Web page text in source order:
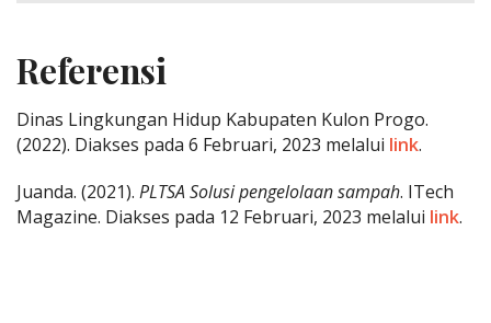
Referensi
Dinas Lingkungan Hidup Kabupaten Kulon Progo.
(2022). Diakses pada 6 Februari, 2023 melalui link.
Juanda. (2021). PLTSA Solusi pengelolaan sampah. ITech
Magazine. Diakses pada 12 Februari, 2023 melalui link.